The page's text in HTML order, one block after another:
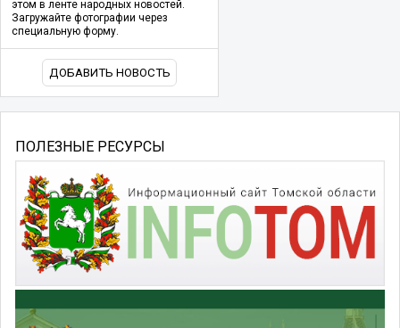
этом в ленте народных новостей.
Загружайте фотографии через
специальную форму.
ДОБАВИТЬ НОВОСТЬ
ПОЛЕЗНЫЕ РЕСУРСЫ